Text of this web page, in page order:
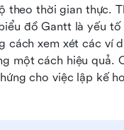
thời gian thực.
đồ Gantt là yếu
cách xem xét các ví
một cách hiệu quả.
cho việc lập kế